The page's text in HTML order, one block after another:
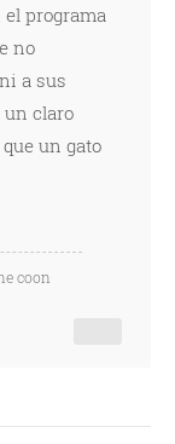
programa
no
a sus
un claro
un gato
coon